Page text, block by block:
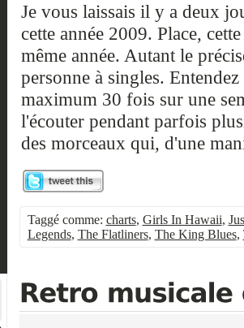
Je vous laissais il y a deux
cette année 2009. Place,
même année. Autant le
personne à singles.
maximum 30 fois sur une
l'écouter pendant parfois
des morceaux qui, d'une
Taggé comme: charts, Girls In Hawaii,
Legends, The Flatliners, The King Blues,